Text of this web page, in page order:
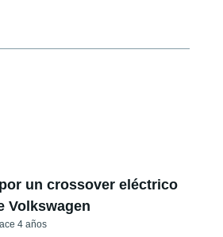
un crossover eléctrico
Volkswagen
4 años